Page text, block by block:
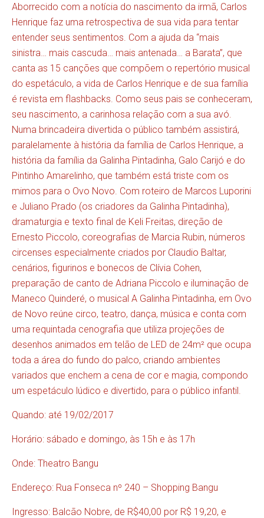
Aborrecido com a notícia do nascimento da irmã, Carlos
Henrique faz uma retrospectiva de sua vida para tentar
entender seus sentimentos. Com a ajuda da “mais
sinistra… mais cascuda… mais antenada… a Barata”, que
canta as 15 canções que compõem o repertório musical
do espetáculo, a vida de Carlos Henrique e de sua família
é revista em flashbacks. Como seus pais se conheceram,
seu nascimento, a carinhosa relação com a sua avó.
Numa brincadeira divertida o público também assistirá,
paralelamente à história da família de Carlos Henrique, a
história da família da Galinha Pintadinha, Galo Carijó e do
Pintinho Amarelinho, que também está triste com os
mimos para o Ovo Novo. Com roteiro de Marcos Luporini
e Juliano Prado (os criadores da Galinha Pintadinha),
dramaturgia e texto final de Keli Freitas, direção de
Ernesto Piccolo, coreografias de Marcia Rubin, números
circenses especialmente criados por Claudio Baltar,
cenários, figurinos e bonecos de Clívia Cohen,
preparação de canto de Adriana Piccolo e iluminação de
Maneco Quinderé, o musical A Galinha Pintadinha, em Ovo
de Novo reúne circo, teatro, dança, música e conta com
uma requintada cenografia que utiliza projeções de
desenhos animados em telão de LED de 24m² que ocupa
toda a área do fundo do palco, criando ambientes
variados que enchem a cena de cor e magia, compondo
um espetáculo lúdico e divertido, para o público infantil.
Quando: até 19/02/2017
Horário: sábado e domingo, às 15h e às 17h
Onde: Theatro Bangu
Endereço: Rua Fonseca nº 240 – Shopping Bangu
Ingresso: Balcão Nobre, de R$40,00 por R$ 19,20, e